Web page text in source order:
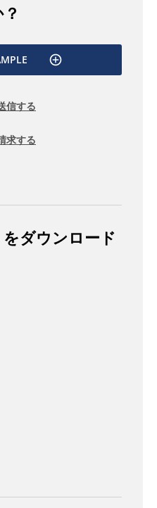
信する
求する
ダウンロード